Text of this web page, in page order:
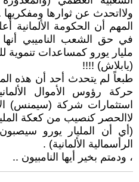
ولااتحدث عن ثوارها ومفكريها
المهم أن الحكومة الألمانية
في حق الشعب الناميبي أنها
مليار يورو كمساعدات تنموية
(يابلاش) !!!!
طبعاً لم يتحدث أحد أن هذه
حركة رؤوس الأموال
استثمارات شركة (سيمنس)
لاالحصر كنصيب من كعكة
(أي أن المليار يورو
الرأسمالية الألمانية) .
، ودمتم بخير أيها النامبيون ..